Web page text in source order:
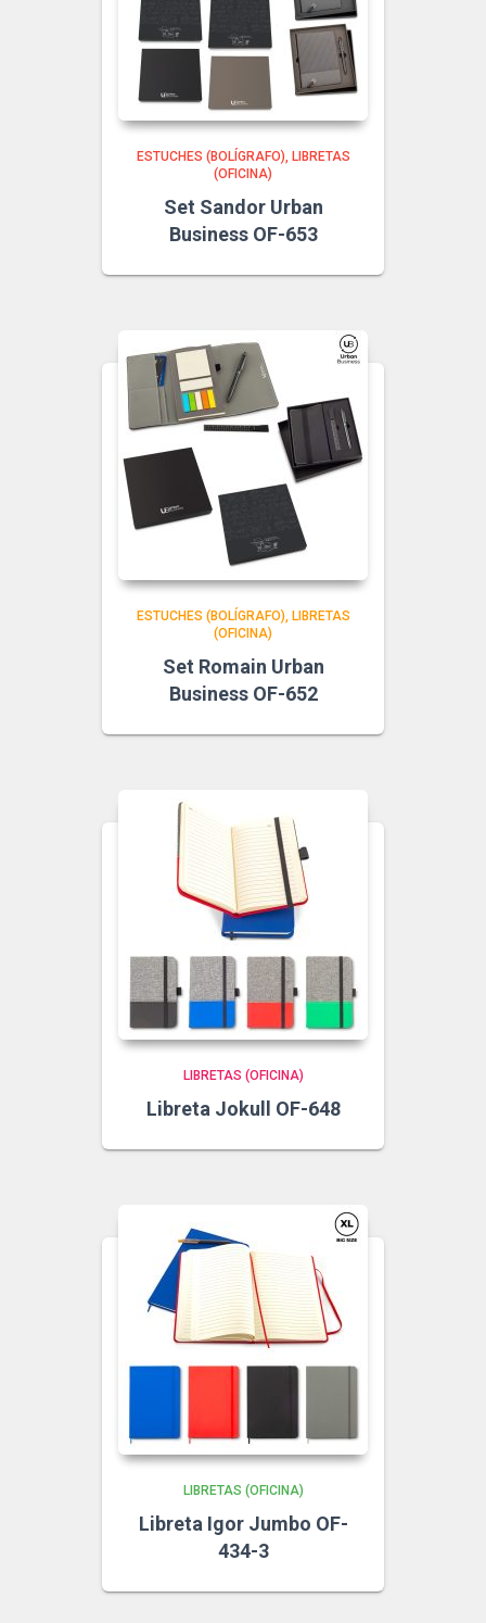
ESTUCHES (BOLÍGRAFO)
LIBRETAS
(OFICINA)
Set Sandor Urban
Business OF-653
ESTUCHES (BOLÍGRAFO)
LIBRETAS
(OFICINA)
Set Romain Urban
Business OF-652
LIBRETAS (OFICINA)
Libreta Jokull OF-648
LIBRETAS (OFICINA)
Libreta Igor Jumbo OF-
434-3